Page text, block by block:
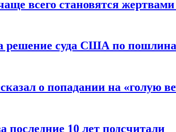
всего становятся
решение суда США по
о попадании на «голую
последние 10 лет подсчитали